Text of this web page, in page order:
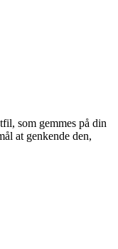
som gemmes på din
at genkende den,